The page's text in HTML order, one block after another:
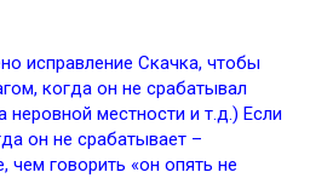
исправление Скачка, чтобы
когда он не срабатывал
неровной местности и т.д.) Если
он не срабатывает –
чем говорить «он опять не